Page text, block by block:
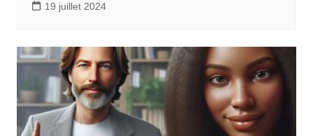
19 juillet 2024